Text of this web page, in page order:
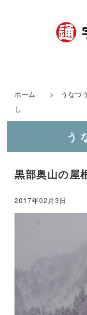
ホーム > うなつ
し
う
黒部奥山の屋
2017年02月3日